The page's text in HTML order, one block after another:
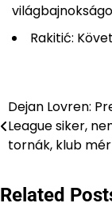
Rakitić:
Post
navigation
Dejan Lovren:
League siker,
tornák, klub
Related